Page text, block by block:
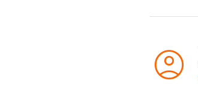
account_circle